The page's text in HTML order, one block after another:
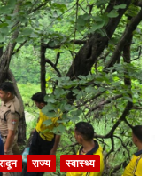
राज्य स्वास्थ्य